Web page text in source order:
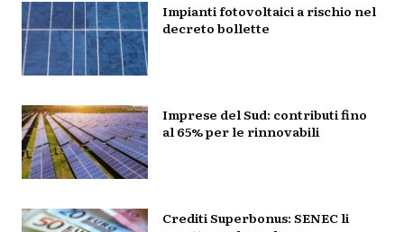
Impianti fotovoltaici a rischio nel
decreto bollette
Imprese del Sud: contributi fino
al 65% per le rinnovabili
Crediti Superbonus: SENEC li